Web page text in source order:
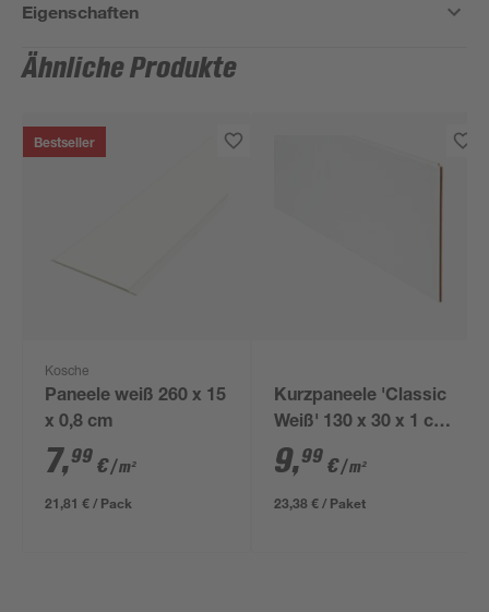
Eigenschaften
Ähnliche Produkte
Bestseller
Kosche
Paneele weiß 260 x 15
x 0,8 cm
7,99 €/ m²
21,81 € / Pack
Kurzpaneele 'Classic
Weiß' 130 x 30 x 1 cm
6 Stück
9,99 €/ m²
23,38 € / Paket